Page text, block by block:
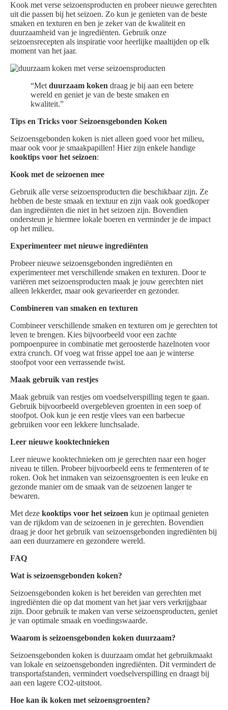
Kook met verse seizoensproducten en probeer nieuwe gerechten
uit die passen bij het seizoen. Zo kun je genieten van de beste
smaken en texturen en ben je zeker van de kwaliteit en
duurzaamheid van je ingrediënten. Gebruik onze
seizoensrecepten als inspiratie voor heerlijke maaltijden op elk
moment van het jaar.
“Met duurzaam koken draag je bij aan een betere
wereld en geniet je van de beste smaken en
kwaliteit.”
Tips en Tricks voor Seizoensgebonden Koken
Seizoensgebonden koken is niet alleen goed voor het milieu,
maar ook voor je smaakpapillen! Hier zijn enkele handige
kooktips voor het seizoen:
Kook met de seizoenen mee
Gebruik alle verse seizoensproducten die beschikbaar zijn. Ze
hebben de beste smaak en textuur en zijn vaak ook goedkoper
dan ingrediënten die niet in het seizoen zijn. Bovendien
ondersteun je hiermee lokale boeren en verminder je de impact
op het milieu.
Experimenteer met nieuwe ingrediënten
Probeer nieuwe seizoensgebonden ingrediënten en
experimenteer met verschillende smaken en texturen. Door te
variëren met seizoensproducten maak je jouw gerechten niet
alleen lekkerder, maar ook gevarieerder en gezonder.
Combineren van smaken en texturen
Combineer verschillende smaken en texturen om je gerechten tot
leven te brengen. Kies bijvoorbeeld voor een zachte
pompoenpuree in combinatie met geroosterde hazelnoten voor
extra crunch. Of voeg wat frisse appel toe aan je winterse
stoofpot voor een verrassende twist.
Maak gebruik van restjes
Maak gebruik van restjes om voedselverspilling tegen te gaan.
Gebruik bijvoorbeeld overgebleven groenten in een soep of
stoofpot. Ook kun je een restje vlees van een barbecue
gebruiken voor een lekkere lunchsalade.
Leer nieuwe kooktechnieken
Leer nieuwe kooktechnieken om je gerechten naar een hoger
niveau te tillen. Probeer bijvoorbeeld eens te fermenteren of te
roken. Ook het inmaken van seizoensgroenten is een leuke en
gezonde manier om de smaak van de seizoenen langer te
bewaren.
Met deze kooktips voor het seizoen kun je optimaal genieten
van de rijkdom van de seizoenen in je gerechten. Bovendien
draag je door het gebruik van seizoensgebonden ingrediënten bij
aan een duurzamere en gezondere wereld.
FAQ
Wat is seizoensgebonden koken?
Seizoensgebonden koken is het bereiden van gerechten met
ingrediënten die op dat moment van het jaar vers verkrijgbaar
zijn. Door gebruik te maken van verse seizoensproducten, geniet
je van optimale smaak en voedingswaarde.
Waarom is seizoensgebonden koken duurzaam?
Seizoensgebonden koken is duurzaam omdat het gebruikmaakt
van lokale en seizoensgebonden ingrediënten. Dit vermindert de
transportafstanden, vermindert voedselverspilling en draagt bij
aan een lagere CO2-uitstoot.
Hoe kan ik koken met seizoensgroenten?